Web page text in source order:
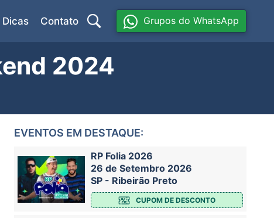
Contato Grupos do WhatsApp
2024
EVENTOS EM DESTAQUE:
RP Folia 2026
26 de Setembro 2026
SP - Ribeirão Preto
CUPOM DE DESCONTO